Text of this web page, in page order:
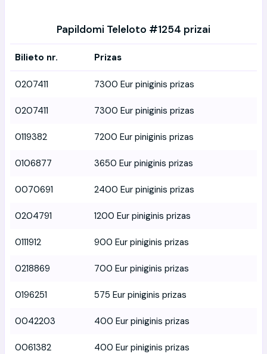
Papildomi Teleloto #1254 prizai
Bilieto nr. Prizas
0207411 7300 Eur piniginis prizas
0207411 7300 Eur piniginis prizas
0119382 7200 Eur piniginis prizas
0106877 3650 Eur piniginis prizas
0070691 2400 Eur piniginis prizas
0204791 1200 Eur piniginis prizas
0111912 900 Eur piniginis prizas
0218869 700 Eur piniginis prizas
0196251 575 Eur piniginis prizas
0042203 400 Eur piniginis prizas
0061382 400 Eur piniginis prizas